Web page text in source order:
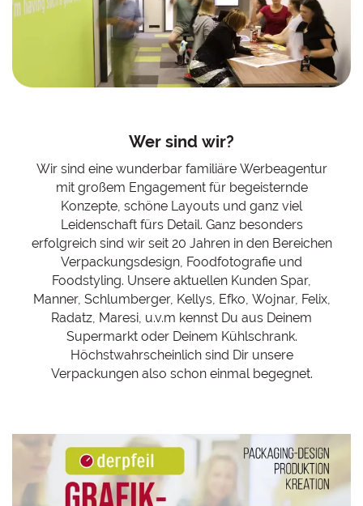
Wer sind wir?
Wir sind eine wunderbar familiäre Werbeagentur
mit großem Engagement für begeisternde
Konzepte, schöne Layouts und ganz viel
Leidenschaft fürs Detail. Ganz besonders
erfolgreich sind wir seit 20 Jahren in den Bereichen
Verpackungsdesign, Foodfotografie und
Foodstyling. Unsere aktuellen Kunden Spar,
Manner, Schlumberger, Kellys, Efko, Wojnar, Felix,
Radatz, Maresi, u.v.m kennst Du aus Deinem
Supermarkt oder Deinem Kühlschrank.
Höchstwahrscheinlich sind Dir unsere
Verpackungen also schon einmal begegnet.